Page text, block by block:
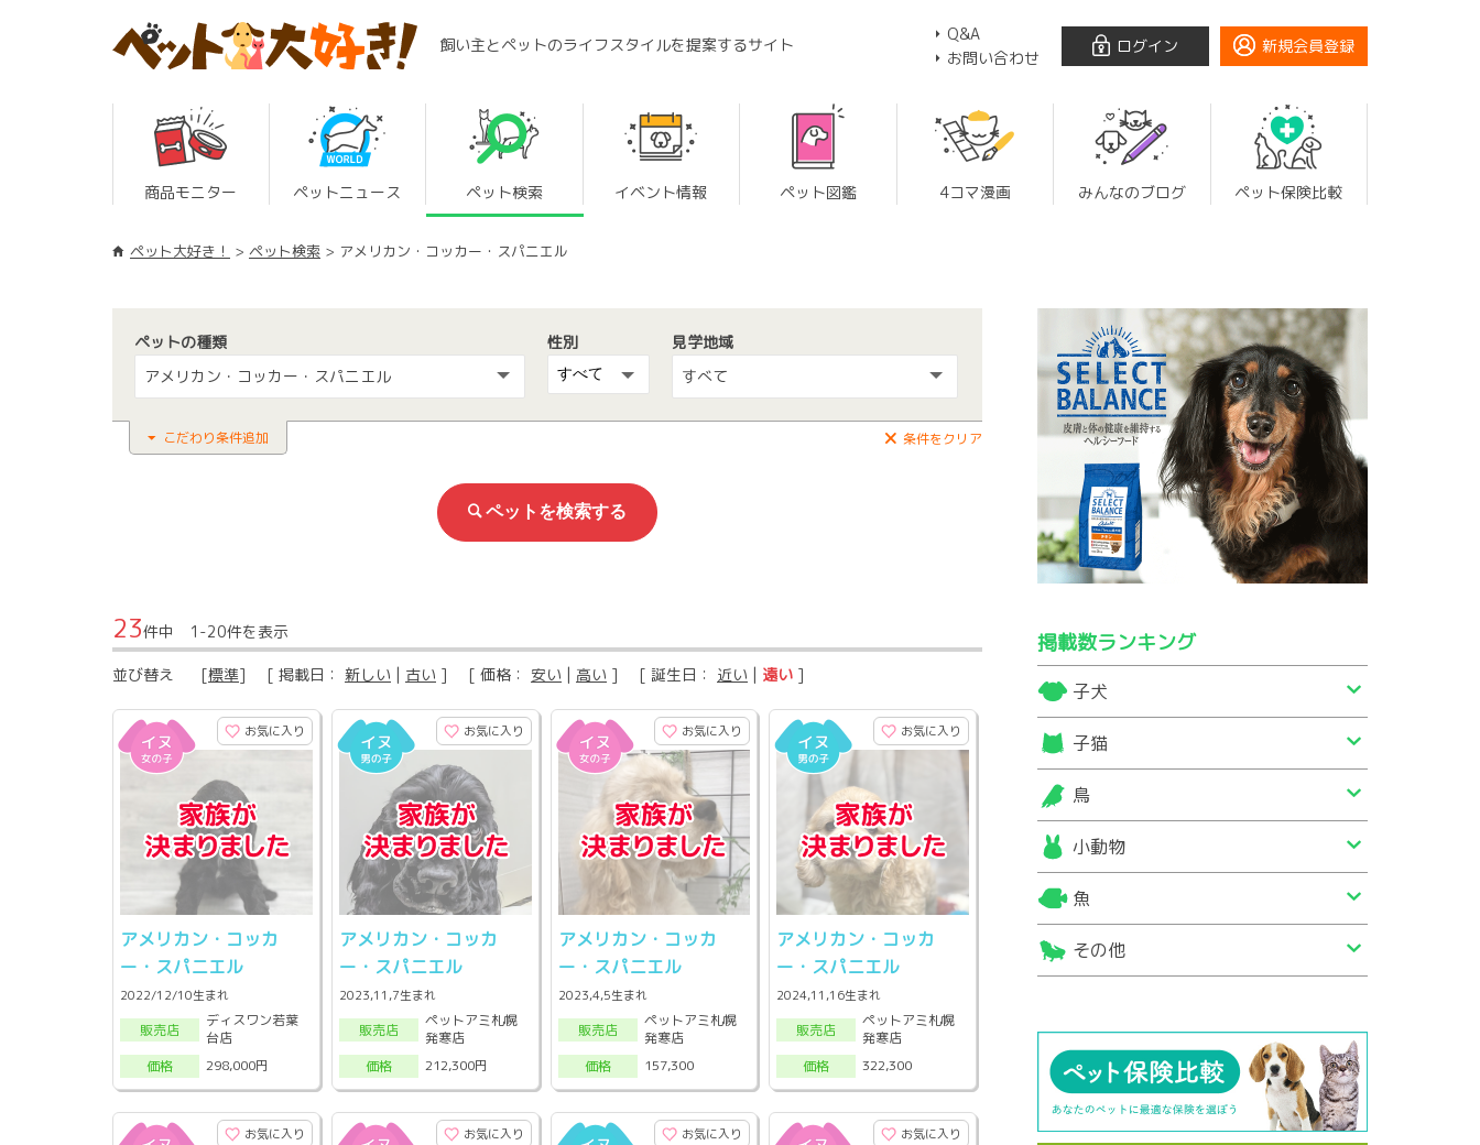
飼い主とペットのライフスタイルを提案するサイト
Q&A
お問い合わせ
ログイン 新規会員登録
商品モニター ペットニュース ペット検索 イベント情報 ペット図鑑 4コマ漫画 みんなのブログ ペット保険比較
ペット大好き！ ペット検索 アメリカン・コッカー・スパニエル
ペットの種類
アメリカン・コッカー・スパニエル
性別
見学地域
すべて
こだわり条件追加 条件をクリア
23件中 1-20件を表示
並び替え [標準] [ 掲載日： 新しい | 古い ] [ 価格： 安い | 高い ] [ 誕生日： 近い | 遠い ]
お気に入り
アメリカン・コッカ
ー・スパニエル
2022/12/10生まれ
販売店
ディスワン若葉
台店
価格
298,000円
お気に入り
アメリカン・コッカ
ー・スパニエル
2023,11,7生まれ
販売店
ペットアミ札幌
発寒店
価格
212,300円
お気に入り
アメリカン・コッカ
ー・スパニエル
2023,4,5生まれ
販売店
ペットアミ札幌
発寒店
価格
157,300
お気に入り
アメリカン・コッカ
ー・スパニエル
2024,11,16生まれ
販売店
ペットアミ札幌
発寒店
価格
322,300
お気に入り お気に入り お気に入り お気に入り
掲載数ランキング
子犬
子猫
鳥
小動物
魚
その他